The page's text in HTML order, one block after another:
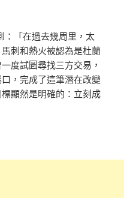
「在過去幾周里，太
刺和熱火被認為是杜蘭
度試圖尋找三方交易，
，完成了這筆潛在改變
顯然是明確的：立刻成